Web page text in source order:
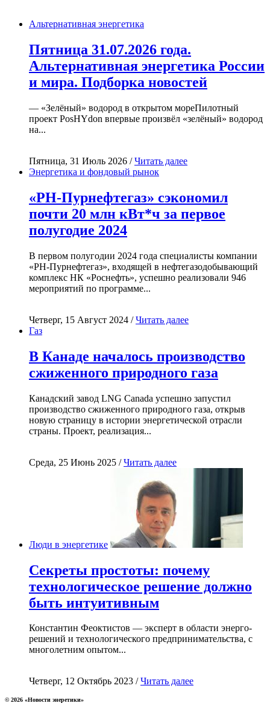
Альтернативная энергетика
Пятница 31.07.2026 года.
Альтернативная энергетика России
и мира. Подборка новостей
— «Зелёный» водород в открытом мореПилотный
проект PosHYdon впервые произвёл «зелёный» водород
на...
Пятница, 31 Июль 2026 /Читать далее
Энергетика и фондовый рынок
«РН-Пурнефтегаз» сэкономил
почти 20 млн кВт*ч за первое
полугодие 2024
В первом полугодии 2024 года специалисты компании
«РН-Пурнефтегаз», входящей в нефтегазодобывающий
комплекс НК «Роснефть», успешно реализовали 946
мероприятий по программе...
Четверг, 15 Август 2024 /Читать далее
Газ
В Канаде началось производство
сжиженного природного газа
Канадский завод LNG Canada успешно запустил
производство сжиженного природного газа, открыв
новую страницу в истории энергетической отрасли
страны. Проект, реализация...
Среда, 25 Июнь 2025 /Читать далее
Люди в энергетике
Секреты простоты: почему
технологическое решение должно
быть интуитивным
Константин Феоктистов — эксперт в области энерго-
решений и технологического предпринимательства, с
многолетним опытом...
Четверг, 12 Октябрь 2023 /Читать далее
© 2026 «Новости энеретики»